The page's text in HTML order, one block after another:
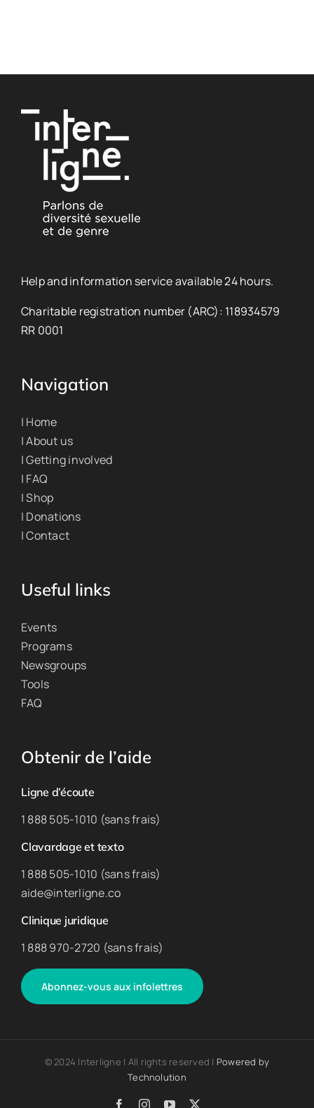
Help and information service available 24 hours.
Charitable registration number (ARC): 118934579
RR 0001
Navigation
| Home
| About us
| Getting involved
| FAQ
| Shop
| Donations
| Contact
Useful links
Events
Programs
Newsgroups
Tools
FAQ
Obtenir de l’aide
Ligne d’écoute
1 888 505-1010 (sans frais)
Clavardage et texto
1 888 505-1010 (sans frais)
aide@interligne.co
Clinique juridique
1 888 970-2720 (sans frais)
Abonnez-vous aux infolettres
© 2024 Interligne | All rights reserved | Powered by
Technolution
FacebookInstagram
YouTube